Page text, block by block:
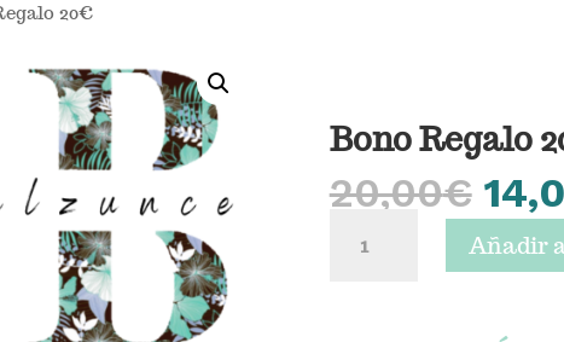
20€
Bono Regalo
20,00€ El
era:
Regalo
Añadir